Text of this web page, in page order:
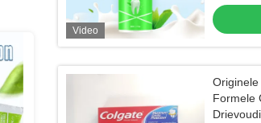
Video
Formele